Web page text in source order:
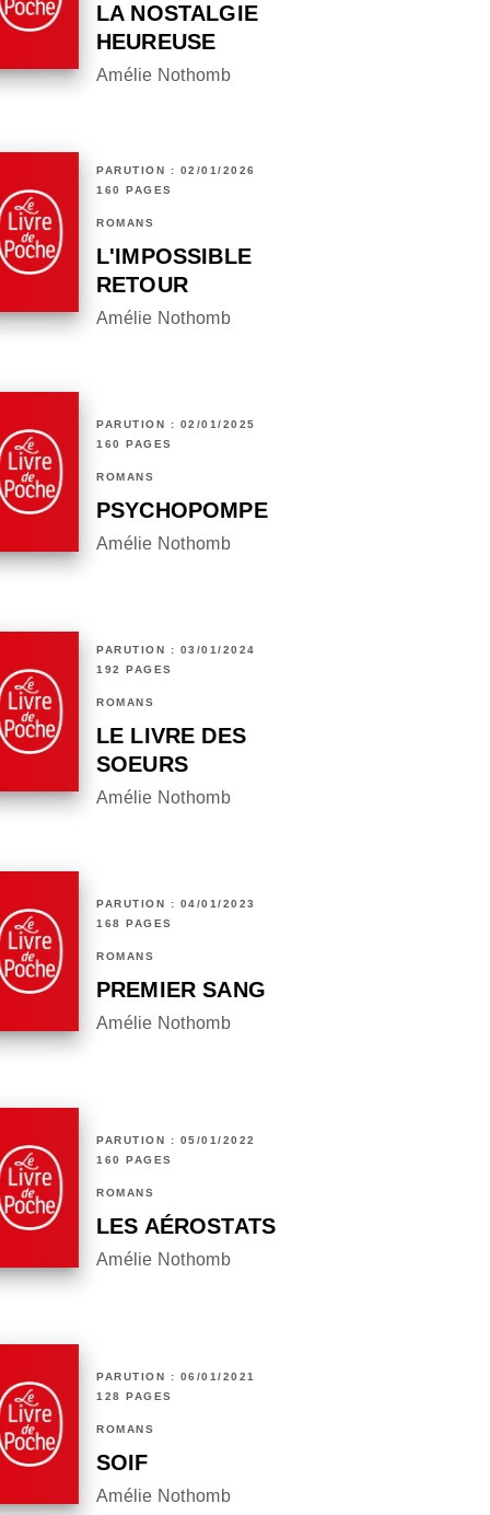
LA NOSTALGIE
HEUREUSE
Amélie Nothomb
PARUTION : 02/01/2026
160 PAGES
ROMANS
L'IMPOSSIBLE
RETOUR
Amélie Nothomb
PARUTION : 02/01/2025
160 PAGES
ROMANS
PSYCHOPOMPE
Amélie Nothomb
PARUTION : 03/01/2024
192 PAGES
ROMANS
LE LIVRE DES
SOEURS
Amélie Nothomb
PARUTION : 04/01/2023
168 PAGES
ROMANS
PREMIER SANG
Amélie Nothomb
PARUTION : 05/01/2022
160 PAGES
ROMANS
LES AÉROSTATS
Amélie Nothomb
PARUTION : 06/01/2021
128 PAGES
ROMANS
SOIF
Amélie Nothomb